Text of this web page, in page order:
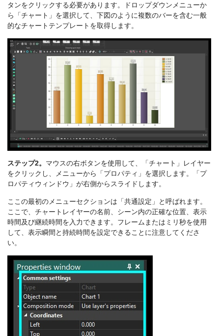
タンをクリックする必要があります。ドロップダウンメニューか
ら「チャート」を選択して、下図のように複数のバーを含む一般
的なチャートテンプレートを取得します。
ステップ2。 マウスの右ボタンを使用して、「チャート」レイヤー
をクリックし、メニューから「プロパティ」を選択します。「プ
ロパティウィンドウ」が右側からスライドします。
ここの最初のメニューセクションは「共通設定」と呼ばれます。
ここで、チャートレイヤーの名前、シーン内の正確な位置、表示
時間及び継続時間を入力できます。フレームまたはミリ秒を使用
して、表示瞬間と持続時間を設定できることに注意してくださ
い。